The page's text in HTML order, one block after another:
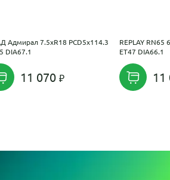
Адмирал 7.5xR18 PCD5x114.3
DIA67.1
11 070
REPLAY RN65
ET47 DIA66.1
11